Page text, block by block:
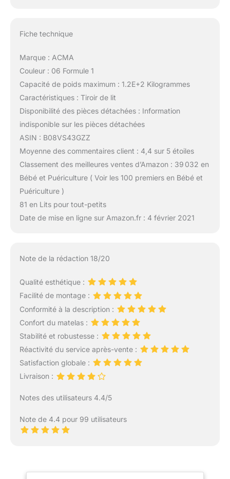
Fiche technique
Marque : ACMA
Couleur : 06 Formule 1
Capacité de poids maximum : 1.2E+2 Kilogrammes
Caractéristiques : Tiroir de lit
Disponibilité des pièces détachées : Information
indisponible sur les pièces détachées
ASIN : B08VS43GZZ
Moyenne des commentaires client : 4,4 sur 5 étoiles
Classement des meilleures ventes d’Amazon : 39 032 en
Bébé et Puériculture ( Voir les 100 premiers en Bébé et
Puériculture )
81 en Lits pour tout-petits
Date de mise en ligne sur Amazon.fr : 4 février 2021
Note de la rédaction 18/20
Qualité esthétique :
Facilité de montage :
Conformité à la description :
Confort du matelas :
Stabilité et robustesse :
Réactivité du service après-vente :
Satisfaction globale :
Livraison :
Notes des utilisateurs 4.4/5
Note de 4.4 pour 99 utilisateurs